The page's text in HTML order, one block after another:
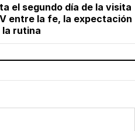
el segundo día de la visita
entre la fe, la expectación
la rutina